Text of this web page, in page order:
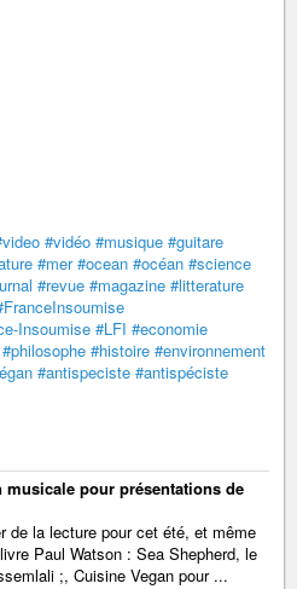
#vidéo #musique #guitare
#mer #ocean #océan #science
#revue #magazine #litterature
Insoumise #LFI #economie
#philosophe #histoire #environnement
#antispeciste #antispéciste
pour présentations de
de la lecture pour cet été, et même
Paul Watson : Sea Shepherd, le
;, Cuisine Vegan pour ...